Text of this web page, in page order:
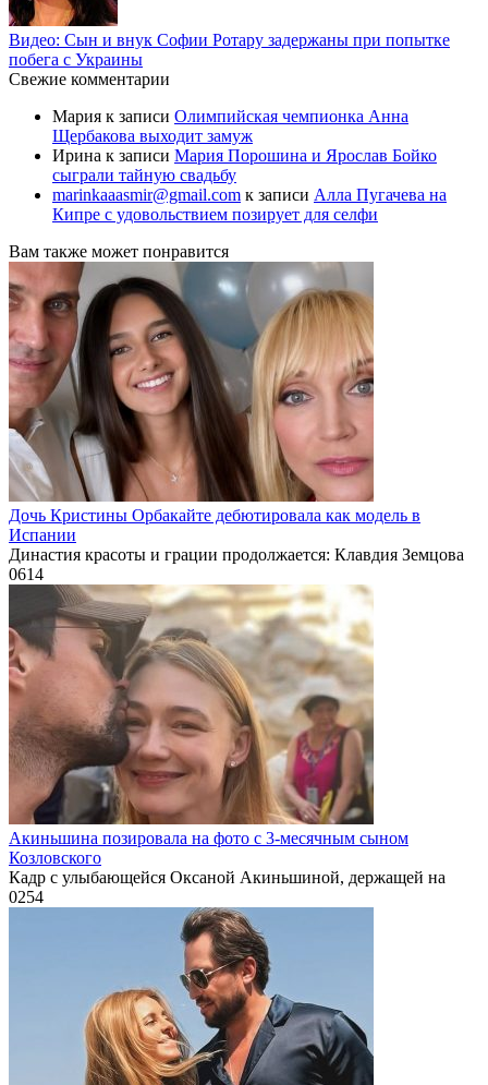
Видео: Сын и внук Софии Ротару задержаны при попытке
побега с Украины
Свежие комментарии
Мария к записи Олимпийская чемпионка Анна
Щербакова выходит замуж
Ирина к записи Мария Порошина и Ярослав Бойко
сыграли тайную свадьбу
marinkaaasmir@gmail.com к записи Алла Пугачева на
Кипре с удовольствием позирует для селфи
Вам также может понравится
Дочь Кристины Орбакайте дебютировала как модель в
Испании
Династия красоты и грации продолжается: Клавдия Земцова
0614
Акиньшина позировала на фото с 3-месячным сыном
Козловского
Кадр с улыбающейся Оксаной Акиньшиной, держащей на
0254